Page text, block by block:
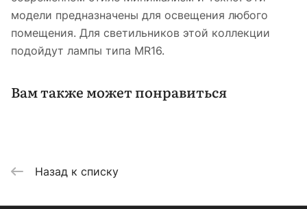
модели предназначены для освещения любого
помещения. Для светильников этой коллекции
подойдут лампы типа MR16.
Вам также может понравиться
Назад к списку